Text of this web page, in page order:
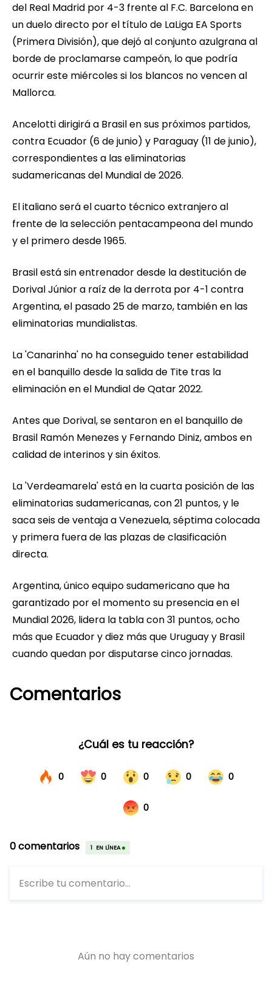
del Real Madrid por 4-3 frente al F.C. Barcelona en
un duelo directo por el título de LaLiga EA Sports
(Primera División), que dejó al conjunto azulgrana al
borde de proclamarse campeón, lo que podría
ocurrir este miércoles si los blancos no vencen al
Mallorca.
Ancelotti dirigirá a Brasil en sus próximos partidos,
contra Ecuador (6 de junio) y Paraguay (11 de junio),
correspondientes a las eliminatorias
sudamericanas del Mundial de 2026.
El italiano será el cuarto técnico extranjero al
frente de la selección pentacampeona del mundo
y el primero desde 1965.
Brasil está sin entrenador desde la destitución de
Dorival Júnior a raíz de la derrota por 4-1 contra
Argentina, el pasado 25 de marzo, también en las
eliminatorias mundialistas.
La 'Canarinha' no ha conseguido tener estabilidad
en el banquillo desde la salida de Tite tras la
eliminación en el Mundial de Qatar 2022.
Antes que Dorival, se sentaron en el banquillo de
Brasil Ramón Menezes y Fernando Diniz, ambos en
calidad de interinos y sin éxitos.
La 'Verdeamarela' está en la cuarta posición de las
eliminatorias sudamericanas, con 21 puntos, y le
saca seis de ventaja a Venezuela, séptima colocada
y primera fuera de las plazas de clasificación
directa.
Argentina, único equipo sudamericano que ha
garantizado por el momento su presencia en el
Mundial 2026, lidera la tabla con 31 puntos, ocho
más que Ecuador y diez más que Uruguay y Brasil
cuando quedan por disputarse cinco jornadas.
Comentarios